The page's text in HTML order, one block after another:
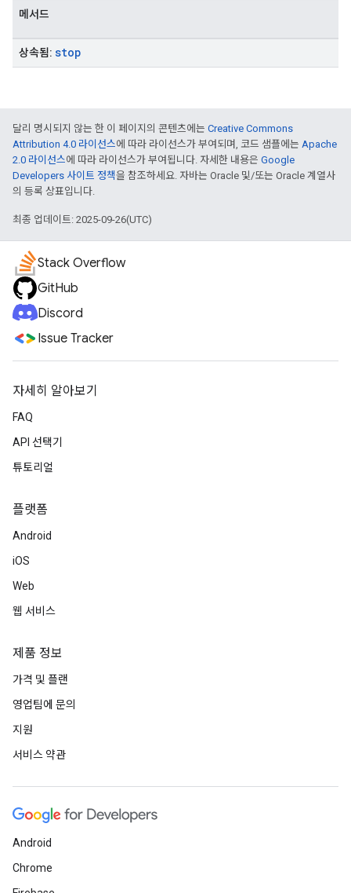
메서드
상속됨: stop
달리 명시되지 않는 한 이 페이지의 콘텐츠에는 Creative Commons
Attribution 4.0 라이선스에 따라 라이선스가 부여되며, 코드 샘플에는 Apache
2.0 라이선스에 따라 라이선스가 부여됩니다. 자세한 내용은 Google
Developers 사이트 정책을 참조하세요. 자바는 Oracle 및/또는 Oracle 계열사
의 등록 상표입니다.
최종 업데이트: 2025-09-26(UTC)
Stack Overflow
GitHub
Discord
Issue Tracker
자세히 알아보기
FAQ
API 선택기
튜토리얼
플랫폼
Android
iOS
Web
웹 서비스
제품 정보
가격 및 플랜
영업팀에 문의
지원
서비스 약관
Android
Chrome